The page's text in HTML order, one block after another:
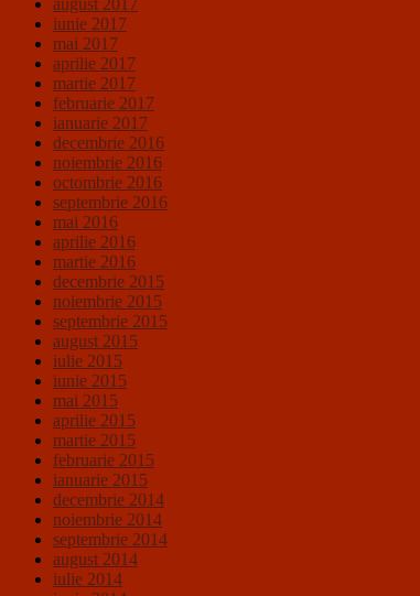
iunie 2017
mai 2017
aprilie 2017
martie 2017
februarie 2017
ianuarie 2017
decembrie 2016
noiembrie 2016
octombrie 2016
septembrie 2016
mai 2016
aprilie 2016
martie 2016
decembrie 2015
noiembrie 2015
septembrie 2015
august 2015
iulie 2015
iunie 2015
mai 2015
aprilie 2015
martie 2015
februarie 2015
ianuarie 2015
decembrie 2014
noiembrie 2014
septembrie 2014
august 2014
iulie 2014